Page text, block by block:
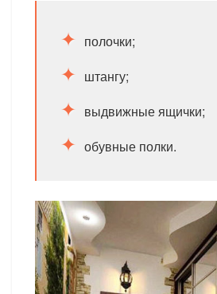
полочки;
штангу;
выдвижные ящички;
обувные полки.